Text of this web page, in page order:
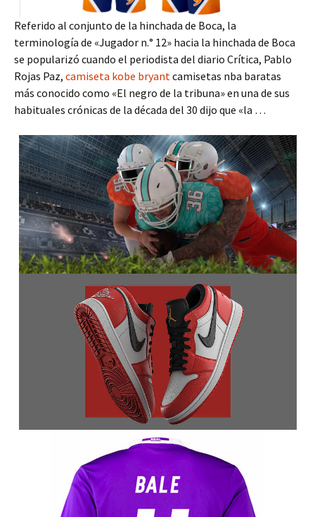
Referido al conjunto de la hinchada de Boca, la
terminología de «Jugador n.° 12» hacia la hinchada de Boca
se popularizó cuando el periodista del diario Crítica, Pablo
Rojas Paz, camiseta kobe bryant camisetas nba baratas
más conocido como «El negro de la tribuna» en una de sus
habituales crónicas de la década del 30 dijo que «la …